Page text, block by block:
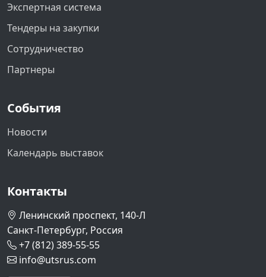
Экспертная система
Тендеры на закупки
Сотрудничество
Партнеры
События
Новости
Календарь выставок
Контакты
Ленинский проспект, 140-Л
Санкт-Петербург, Россия
+7 (812) 389-55-55
info@utsrus.com